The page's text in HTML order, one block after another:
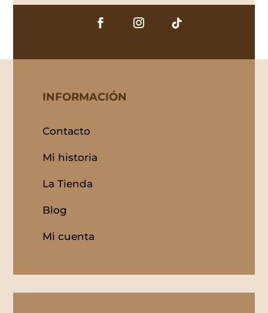
INFORMACIÓN
Contacto
Mi historia
La Tienda
Blog
Mi cuenta